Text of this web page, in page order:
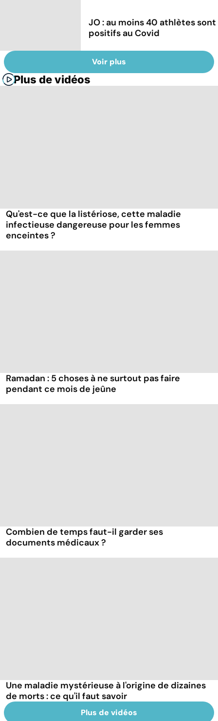
JO : au moins 40 athlètes sont
positifs au Covid
Voir plus
Plus de vidéos
Qu'est-ce que la listériose, cette maladie
infectieuse dangereuse pour les femmes
enceintes ?
Ramadan : 5 choses à ne surtout pas faire
pendant ce mois de jeûne
Combien de temps faut-il garder ses
documents médicaux ?
Une maladie mystérieuse à l'origine de dizaines
de morts : ce qu'il faut savoir
Plus de vidéos